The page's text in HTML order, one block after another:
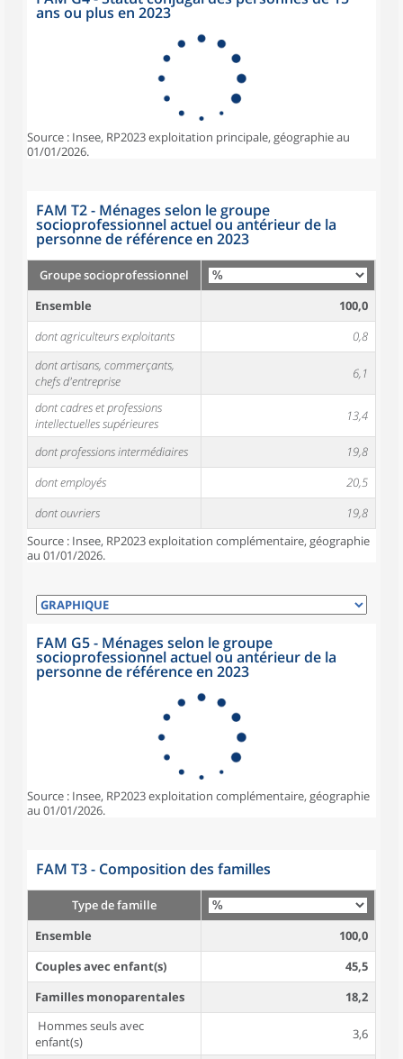
ans ou plus en 2023
Source : Insee, RP2023 exploitation principale, géographie au
01/01/2026.
FAM T2 - Ménages selon le groupe
socioprofessionnel actuel ou antérieur de la
personne de référence en 2023
Groupe socioprofessionnel
Ensemble
100,0
dont agriculteurs exploitants
0,8
dont artisans, commerçants,
chefs d'entreprise
6,1
dont cadres et professions
intellectuelles supérieures
13,4
dont professions intermédiaires
19,8
dont employés
20,5
dont ouvriers
19,8
Source : Insee, RP2023 exploitation complémentaire, géographie
au 01/01/2026.
FAM G5 - Ménages selon le groupe
socioprofessionnel actuel ou antérieur de la
personne de référence en 2023
Source : Insee, RP2023 exploitation complémentaire, géographie
au 01/01/2026.
FAM T3 - Composition des familles
Type de famille
Ensemble
100,0
Couples avec enfant(s)
45,5
Familles monoparentales
18,2
Hommes seuls avec
enfant(s)
3,6